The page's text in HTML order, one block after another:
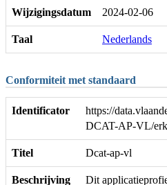
Wijzigingsdatum 2024-02-06
Taal Nederlands
Conformiteit met standaard
Identificator
https://
DCAT-AP-VL/
Titel Dcat-ap-vl
Beschrijving
Dit